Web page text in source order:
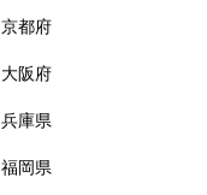
京都府
大阪府
兵庫県
福岡県